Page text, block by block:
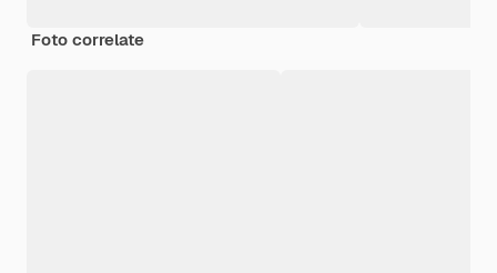
Foto correlate